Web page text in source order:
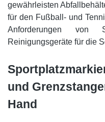
gewährleisten
für den Fußball- und
Anforderungen von
Reinigungsgeräte für die
und
Hand